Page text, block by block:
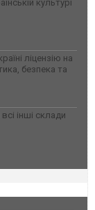
культурі
ліцензію на
безпека та
інші склади